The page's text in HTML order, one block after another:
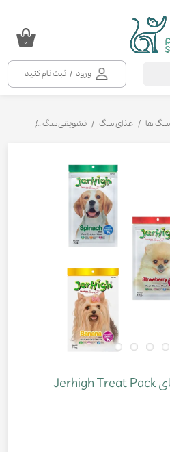
ورود / ثبت نام کنید
۰
سگ ها غذای سگ تشویقی سگ
بسته تشویقی سگ جرهای Jerhigh Treat Pack